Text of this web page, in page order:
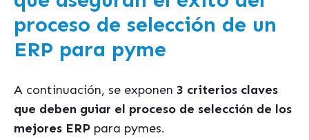
proceso de selección de un
ERP para pyme
A continuación, se exponen 3 criterios claves
que deben guiar el proceso de selección de los
mejores ERP para pymes.